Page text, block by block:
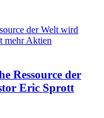
Ressource der
Eric Sprott